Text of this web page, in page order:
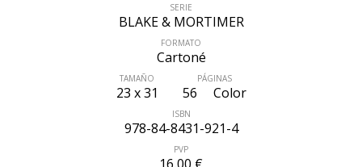
SERIE
BLAKE & MORTIMER
FORMATO
Cartoné
TAMAÑO
23 x 31
PÁGINAS
56 Color
ISBN
978-84-8431-921-4
PVP
16,00 €